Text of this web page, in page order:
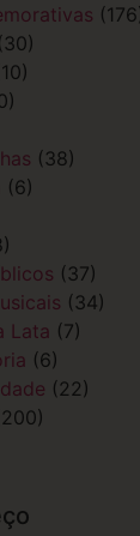
(30)
(38)
(6)
(37)
(34)
Lata (7)
(6)
(22)